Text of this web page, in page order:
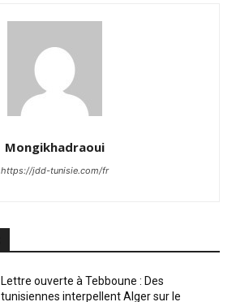
Mongikhadraoui
https://jdd-tunisie.com/fr
Lettre ouverte à Tebboune : Des
tunisiennes interpellent Alger sur le